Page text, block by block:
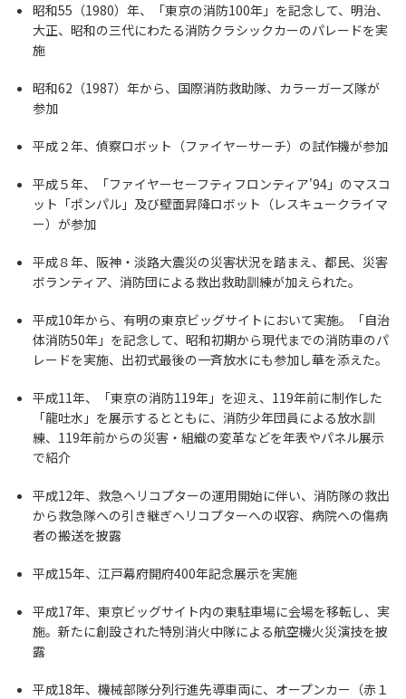
昭和55（1980）年、「東京の消防100年」を記念して、明治、
大正、昭和の三代にわたる消防クラシックカーのパレードを実
施
昭和62（1987）年から、国際消防救助隊、カラーガーズ隊が
参加
平成２年、偵察ロボット（ファイヤーサーチ）の試作機が参加
平成５年、「ファイヤーセーフティフロンティア'94」のマスコ
ット「ポンパル」及び壁面昇降ロボット（レスキュークライマ
ー）が参加
平成８年、阪神・淡路大震災の災害状況を踏まえ、都民、災害
ボランティア、消防団による救出救助訓練が加えられた。
平成10年から、有明の東京ビッグサイトにおいて実施。「自治
体消防50年」を記念して、昭和初期から現代までの消防車のパ
レードを実施、出初式最後の一斉放水にも参加し華を添えた。
平成11年、「東京の消防119年」を迎え、119年前に制作した
「龍吐水」を展示するとともに、消防少年団員による放水訓
練、119年前からの災害・組織の変革などを年表やパネル展示
で紹介
平成12年、救急ヘリコプターの運用開始に伴い、消防隊の救出
から救急隊への引き継ぎヘリコプターへの収容、病院への傷病
者の搬送を披露
平成15年、江戸幕府開府400年記念展示を実施
平成17年、東京ビッグサイト内の東駐車場に会場を移転し、実
施。新たに創設された特別消火中隊による航空機火災演技を披
露
平成18年、機械部隊分列行進先導車両に、オープンカー（赤１